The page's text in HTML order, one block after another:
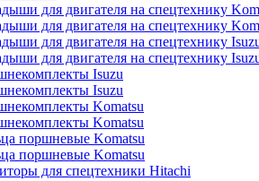
для двигателя на спецтехнику
для двигателя на спецтехнику
для двигателя на спецтехнику
для двигателя на спецтехнику
Isuzu
Isuzu
Komatsu
Komatsu
поршневые Komatsu
поршневые Komatsu
для спецтехники Hitachi